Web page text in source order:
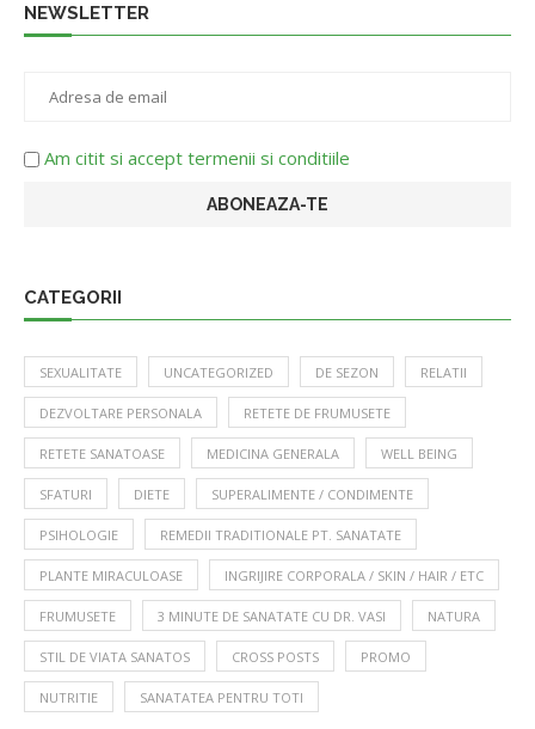
NEWSLETTER
Am citit si accept termenii si conditiile
CATEGORII
SEXUALITATE UNCATEGORIZED DE SEZON RELATII
DEZVOLTARE PERSONALA RETETE DE FRUMUSETE
RETETE SANATOASE MEDICINA GENERALA WELL BEING
SFATURI DIETE SUPERALIMENTE / CONDIMENTE
PSIHOLOGIE REMEDII TRADITIONALE PT. SANATATE
PLANTE MIRACULOASE INGRIJIRE CORPORALA / SKIN / HAIR / ETC
FRUMUSETE 3 MINUTE DE SANATATE CU DR. VASI NATURA
STIL DE VIATA SANATOS CROSS POSTS PROMO
NUTRITIE SANATATEA PENTRU TOTI